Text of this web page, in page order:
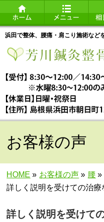
浜田で整体、腰痛・肩こり施術など
お客様の声
HOME » お客様の声 » 腰 »
詳しく説明を受けての治療
詳しく説明を受けて